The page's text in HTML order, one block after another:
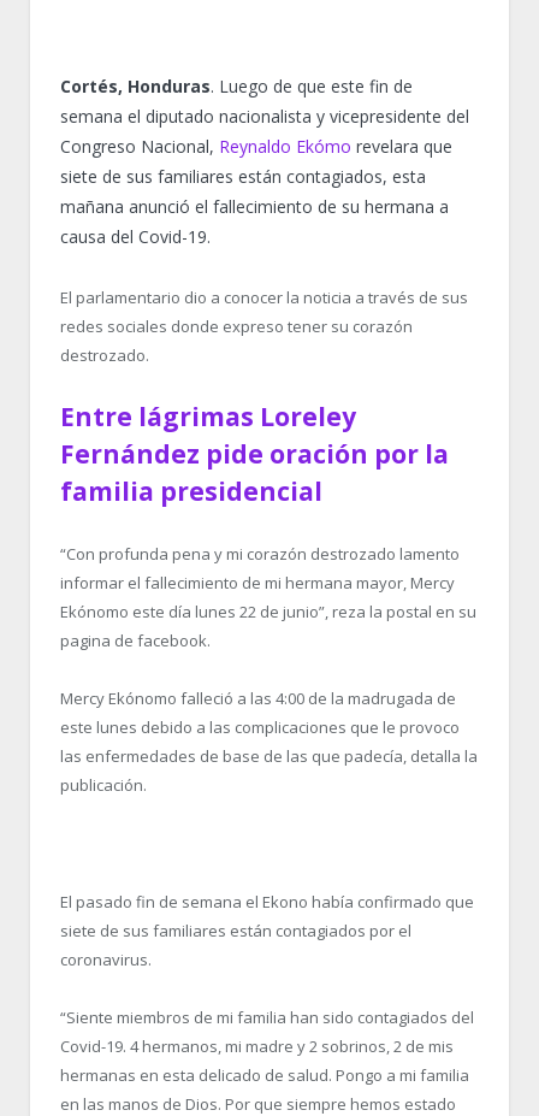
Cortés, Honduras. Luego de que este fin de
semana el diputado nacionalista y vicepresidente del
Congreso Nacional, Reynaldo Ekómo revelara que
siete de sus familiares están contagiados, esta
mañana anunció el fallecimiento de su hermana a
causa del Covid-19.
El parlamentario dio a conocer la noticia a través de sus
redes sociales donde expreso tener su corazón
destrozado.
Entre lágrimas Loreley
Fernández pide oración por la
familia presidencial
“Con profunda pena y mi corazón destrozado lamento
informar el fallecimiento de mi hermana mayor, Mercy
Ekónomo este día lunes 22 de junio”, reza la postal en su
pagina de facebook.
Mercy Ekónomo falleció a las 4:00 de la madrugada de
este lunes debido a las complicaciones que le provoco
las enfermedades de base de las que padecía, detalla la
publicación.
El pasado fin de semana el Ekono había confirmado que
siete de sus familiares están contagiados por el
coronavirus.
“Siente miembros de mi familia han sido contagiados del
Covid-19. 4 hermanos, mi madre y 2 sobrinos, 2 de mis
hermanas en esta delicado de salud. Pongo a mi familia
en las manos de Dios. Por que siempre hemos estado